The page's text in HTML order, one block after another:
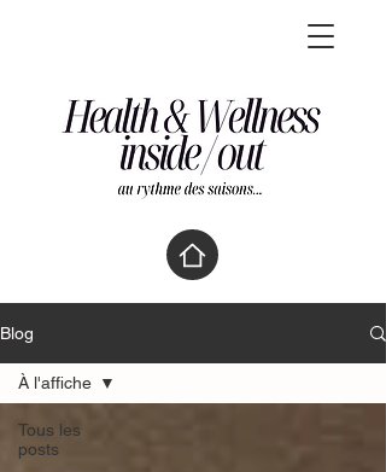
Blog
Tous les
posts
À l'affiche